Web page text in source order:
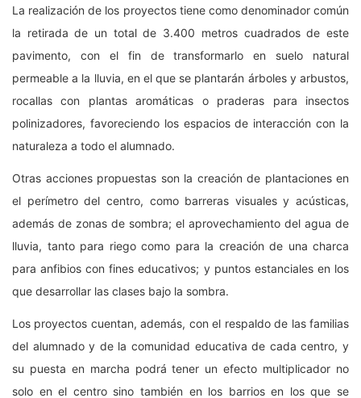
La realización de los proyectos tiene como denominador común
la retirada de un total de 3.400 metros cuadrados de este
pavimento, con el fin de transformarlo en suelo natural
permeable a la lluvia, en el que se plantarán árboles y arbustos,
rocallas con plantas aromáticas o praderas para insectos
polinizadores, favoreciendo los espacios de interacción con la
naturaleza a todo el alumnado.
Otras acciones propuestas son la creación de plantaciones en
el perímetro del centro, como barreras visuales y acústicas,
además de zonas de sombra; el aprovechamiento del agua de
lluvia, tanto para riego como para la creación de una charca
para anfibios con fines educativos; y puntos estanciales en los
que desarrollar las clases bajo la sombra.
Los proyectos cuentan, además, con el respaldo de las familias
del alumnado y de la comunidad educativa de cada centro, y
su puesta en marcha podrá tener un efecto multiplicador no
solo en el centro sino también en los barrios en los que se